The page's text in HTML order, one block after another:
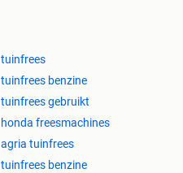
tuinfrees
tuinfrees benzine
tuinfrees gebruikt
honda freesmachines
agria tuinfrees
tuinfrees benzine